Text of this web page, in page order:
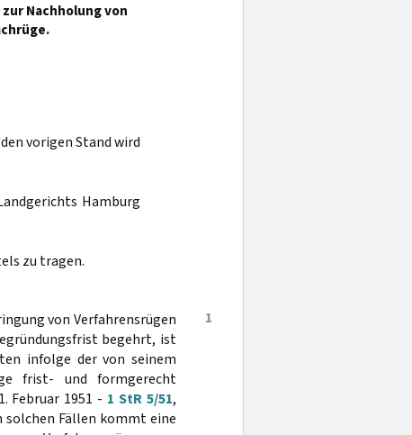
Nachholung von
vorigen Stand wird
Hamburg
zu tragen.
1
von Verfahrensrügen
begehrt, ist
infolge der von seinem
frist- und formgerecht
Februar 1951 - 1 StR 5/51,
solchen Fällen kommt eine